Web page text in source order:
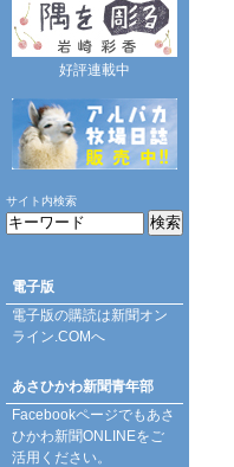
好評連載中
サイト内検索
電子版
電子版の購読は新聞オン
ライン.COMへ
あさひかわ新聞青年部
Facebookページでもあさ
ひかわ新聞ONLINEをご
活用ください。